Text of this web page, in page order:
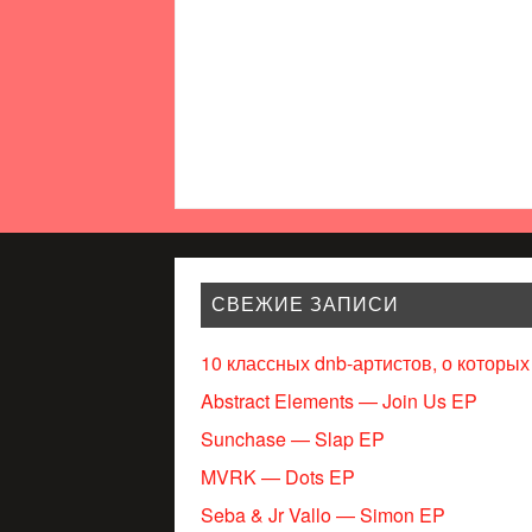
СВЕЖИЕ ЗАПИСИ
10 классных dnb-артистов, о
Abstract Elements — Join Us EP
Sunchase — Slap EP
MVRK — Dots EP
Seba & Jr Vallo — Simon EP